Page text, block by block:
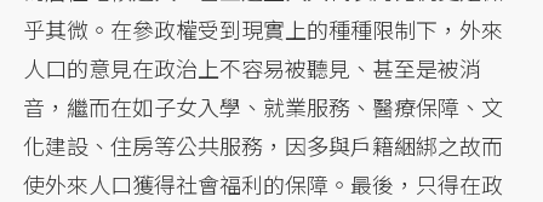
乎其微。在參政權受到現實上的種種限制下，外來
人口的意見在政治上不容易被聽見、甚至是被消
音，繼而在如子女入學、就業服務、醫療保障、文
化建設、住房等公共服務，因多與戶籍綑綁之故而
使外來人口獲得社會福利的保障。最後，只得在政